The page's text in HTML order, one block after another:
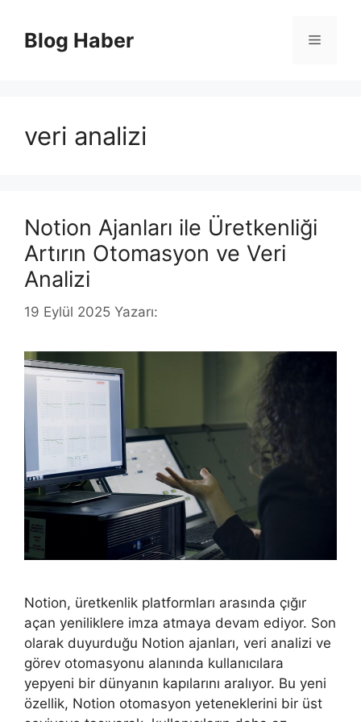
Blog Haber Menü
veri analizi
Notion Ajanları ile Üretkenliği
Artırın Otomasyon ve Veri
Analizi
19 Eylül 2025 Yazarı:
Notion, üretkenlik platformları arasında çığır
açan yeniliklere imza atmaya devam ediyor. Son
olarak duyurduğu Notion ajanları, veri analizi ve
görev otomasyonu alanında kullanıcılara
yepyeni bir dünyanın kapılarını aralıyor. Bu yeni
özellik, Notion otomasyon yeteneklerini bir üst